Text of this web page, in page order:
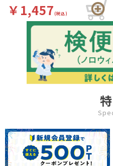
￥1,457(税込)